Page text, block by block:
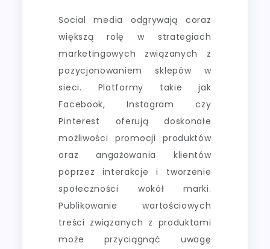
Social media odgrywają coraz
większą rolę w strategiach
marketingowych związanych z
pozycjonowaniem sklepów w
sieci. Platformy takie jak
Facebook, Instagram czy
Pinterest oferują doskonałe
możliwości promocji produktów
oraz angażowania klientów
poprzez interakcje i tworzenie
społeczności wokół marki.
Publikowanie wartościowych
treści związanych z produktami
może przyciągnąć uwagę